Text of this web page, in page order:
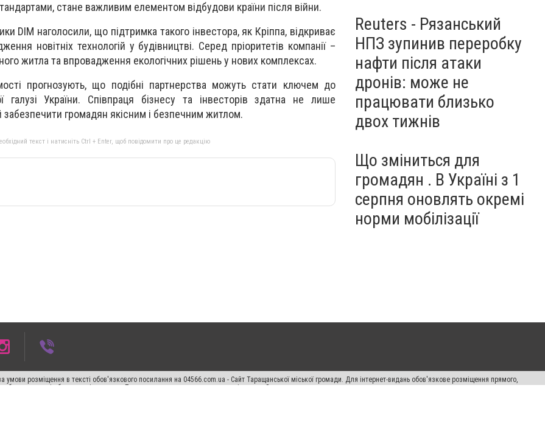
стане важливим елементом відбудови країни після війни.
DIM наголосили, що підтримка такого інвестора, як Кріппа, відкриває
новітніх технологій у будівництві. Серед пріоритетів компанії –
житла та впровадження екологічних рішень у нових комплексах.
прогнозують, що подібні партнерства можуть стати ключем до
галузі України. Співпраця бізнесу та інвесторів здатна не лише
забезпечити громадян якісним і безпечним житлом.
текст і натисніть Ctrl + Enter, щоб повідомити про це редакцію
Reuters - Рязанський
НПЗ зупинив переробку
нафти після атаки
дронів: може не
працювати близько
двох тижнів
Що зміниться для
громадян . В Україні з 1
серпня оновлять окремі
норми мобілізації
розміщення в тексті обов'язкового посилання на 04566.com.ua - Cайт Таращанської міської громади. Для інтернет-видань обов'язкове розміщення прямого,
в тексті або в якості джерела. Порушення виняткових прав переслідується Законом.